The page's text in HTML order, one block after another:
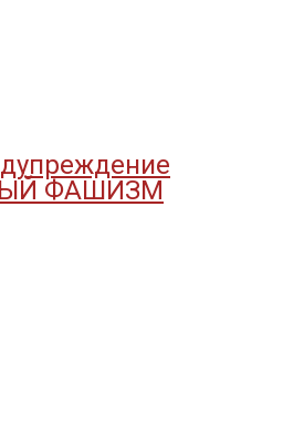
ФАШИЗМ